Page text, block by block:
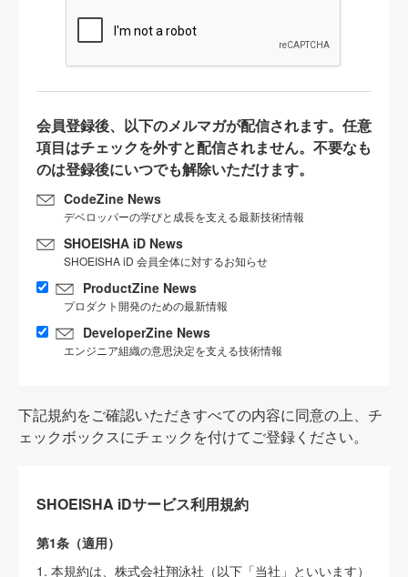
会員登録後、以下のメルマガが配信されます。任意
項目はチェックを外すと配信されません。不要なも
のは登録後にいつでも解除いただけます。
CodeZine News
デベロッパーの学びと成長を支える最新技術情報
SHOEISHA iD News
SHOEISHA iD 会員全体に対するお知らせ
ProductZine News
プロダクト開発のための最新情報
DeveloperZine News
エンジニア組織の意思決定を支える技術情報
下記規約をご確認いただきすべての内容に同意の上、チ
ェックボックスにチェックを付けてご登録ください。
SHOEISHA iDサービス利用規約
第1条（適用）
1. 本規約は、株式会社翔泳社（以下「当社」といいます）